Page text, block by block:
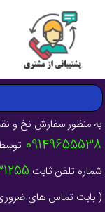
به منظور سفارش نخ و
09149655538
شماره تلفن ثابت - 041
( بابت تماس های